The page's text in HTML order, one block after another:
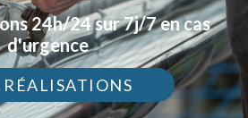
24h/24 sur 7j/7 en cas
d'urgence
RÉALISATIONS